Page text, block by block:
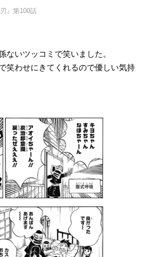
』第100話
ないツッコミで笑いました。
笑わせにきてくれるので優しい気持